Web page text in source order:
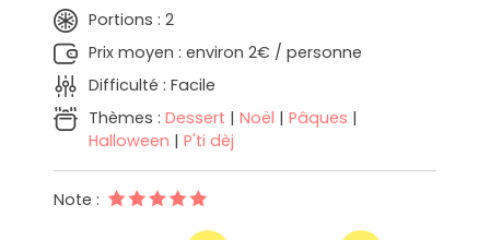
Portions : 2
Prix moyen : environ 2€ / personne
Difficulté : Facile
Thèmes : Dessert | Noël | Pâques |
Halloween | P'ti dèj
Note :